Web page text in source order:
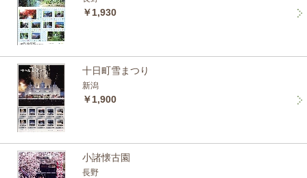
￥1,930
十日町雪まつり
新潟
￥1,900
小諸懐古園
長野